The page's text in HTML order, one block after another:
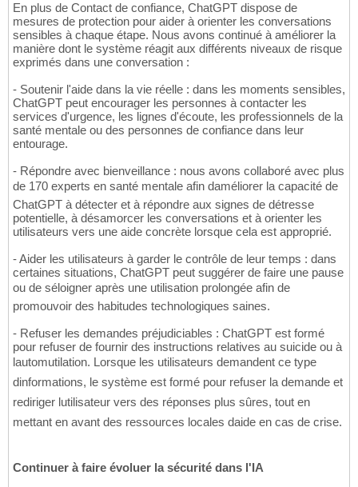
En plus de Contact de confiance, ChatGPT dispose de
mesures de protection pour aider à orienter les conversations
sensibles à chaque étape. Nous avons continué à améliorer la
manière dont le système réagit aux différents niveaux de risque
exprimés dans une conversation :
- Soutenir l'aide dans la vie réelle : dans les moments sensibles,
ChatGPT peut encourager les personnes à contacter les
services d'urgence, les lignes d'écoute, les professionnels de la
santé mentale ou des personnes de confiance dans leur
entourage.
- Répondre avec bienveillance : nous avons collaboré avec plus
de 170 experts en santé mentale afin daméliorer la capacité de
ChatGPT à détecter et à répondre aux signes de détresse
potentielle, à désamorcer les conversations et à orienter les
utilisateurs vers une aide concrète lorsque cela est approprié.
- Aider les utilisateurs à garder le contrôle de leur temps : dans
certaines situations, ChatGPT peut suggérer de faire une pause
ou de séloigner après une utilisation prolongée afin de
promouvoir des habitudes technologiques saines.
- Refuser les demandes préjudiciables : ChatGPT est formé
pour refuser de fournir des instructions relatives au suicide ou à
lautomutilation. Lorsque les utilisateurs demandent ce type
dinformations, le système est formé pour refuser la demande et
rediriger lutilisateur vers des réponses plus sûres, tout en
mettant en avant des ressources locales daide en cas de crise.
Continuer à faire évoluer la sécurité dans l'IA